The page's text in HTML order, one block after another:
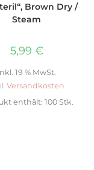
Brown Dry /
Steam
5,99 €
19 % MwSt.
Versandkosten
enthält: 100 Stk.